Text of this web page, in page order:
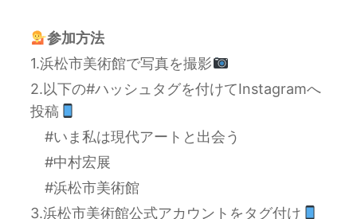
参加方法
1.浜松市美術館で写真を撮影
2.以下の#ハッシュタグを付けてInstagramへ
投稿
#いま私は現代アートと出会う
#中村宏展
#浜松市美術館
3.浜松市美術館公式アカウントをタグ付け